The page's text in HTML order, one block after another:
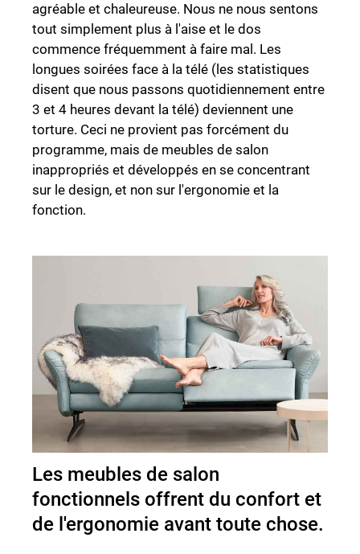
agréable et chaleureuse. Nous ne nous sentons
tout simplement plus à l'aise et le dos
commence fréquemment à faire mal. Les
longues soirées face à la télé (les statistiques
disent que nous passons quotidiennement entre
3 et 4 heures devant la télé) deviennent une
torture. Ceci ne provient pas forcément du
programme, mais de meubles de salon
inappropriés et développés en se concentrant
sur le design, et non sur l'ergonomie et la
fonction.
Les meubles de salon
fonctionnels offrent du confort et
de l'ergonomie avant toute chose.